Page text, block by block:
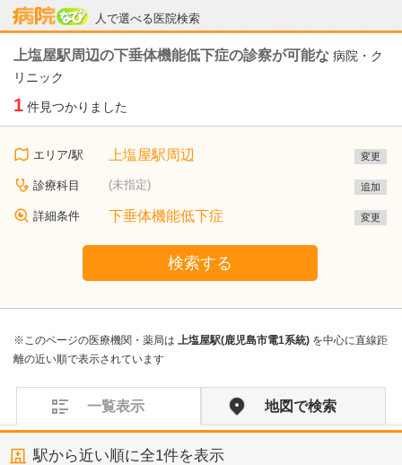
人で選べる医院検索
病院なび
上塩屋駅周辺の下垂体機能低下症の診察が可能な 病院・ク
リニック
1 件見つかりました
エリア/駅 上塩屋駅周辺 変更
診療科目 (未指定) 追加
詳細条件 下垂体機能低下症 変更
検索する
※このページの医療機関・薬局は 上塩屋駅(鹿児島市電1系統) を中心に直線距
離の近い順で表示されています
一覧表示 地図で検索
駅から近い順に全1件を表示